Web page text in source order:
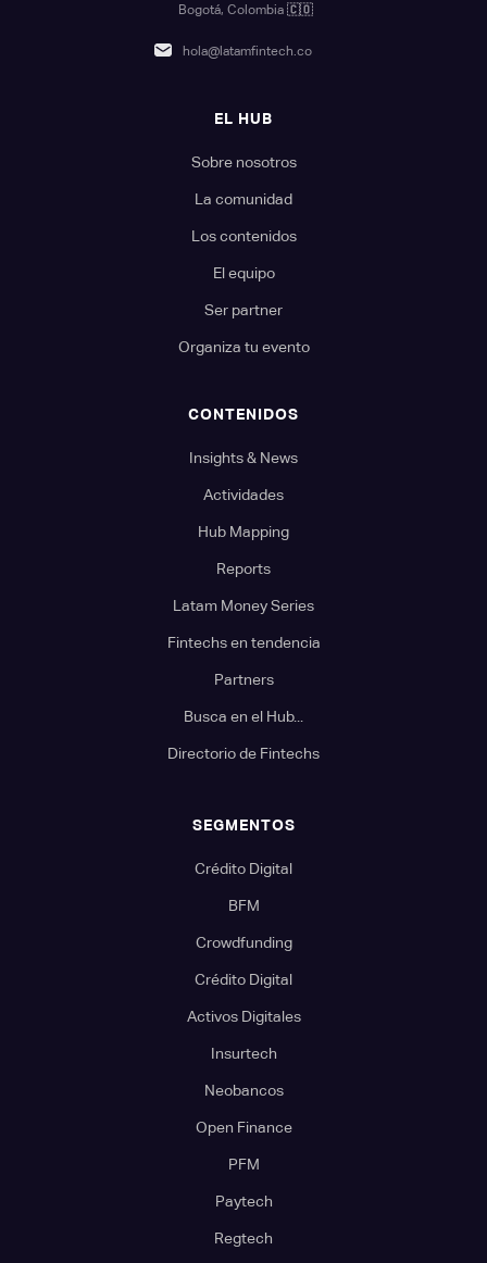
Bogotá, Colombia 🇨🇴
hola@latamfintech.co
EL HUB
Sobre nosotros
La comunidad
Los contenidos
El equipo
Ser partner
Organiza tu evento
CONTENIDOS
Insights & News
Actividades
Hub Mapping
Reports
Latam Money Series
Fintechs en tendencia
Partners
Busca en el Hub...
Directorio de Fintechs
SEGMENTOS
Crédito Digital
BFM
Crowdfunding
Crédito Digital
Activos Digitales
Insurtech
Neobancos
Open Finance
PFM
Paytech
Regtech